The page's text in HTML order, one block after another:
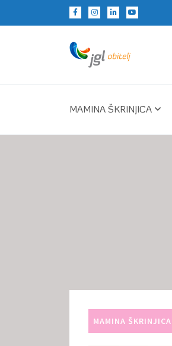
MAMINA ŠKRINJICA
MAMINA